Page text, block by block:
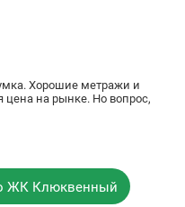
Хорошие метражи и
цена на рынке. Но вопрос,
ЖК Клюквенный